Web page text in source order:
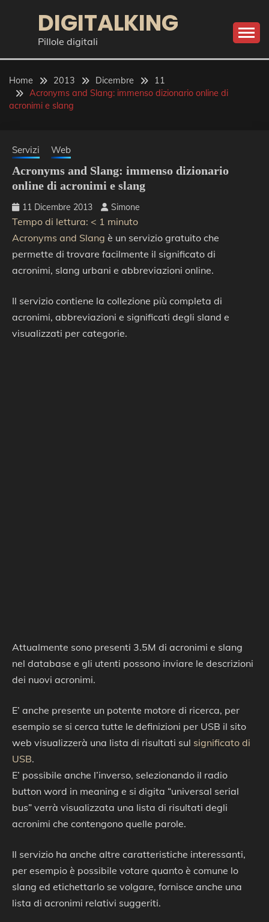
DIGITALKING
Pillole digitali
Home 2013 Dicembre
11
Acronyms and Slang: immenso dizionario online di
acronimi e slang
Servizi Web
Acronyms and Slang: immenso dizionario
online di acronimi e slang
11 Dicembre 2013 Simone
Tempo di lettura: < 1 minuto
Acronyms and Slang è un servizio gratuito che
permette di trovare facilmente il significato di
acronimi, slang urbani e abbreviazioni online.
Il servizio contiene la collezione più completa di
acronimi, abbreviazioni e significati degli sland e
visualizzati per categorie.
Attualmente sono presenti 3.5M di acronimi e slang
nel database e gli utenti possono inviare le descrizioni
dei nuovi acronimi.
E’ anche presente un potente motore di ricerca, per
esempio se si cerca tutte le definizioni per USB il sito
web visualizzerà una lista di risultati sul significato di
USB.
E’ possibile anche l’inverso, selezionando il radio
button word in meaning e si digita “universal serial
bus” verrà visualizzata una lista di risultati degli
acronimi che contengono quelle parole.
Il servizio ha anche altre caratteristiche interessanti,
per esempio è possibile votare quanto è comune lo
slang ed etichettarlo se volgare, fornisce anche una
lista di acronimi relativi suggeriti.